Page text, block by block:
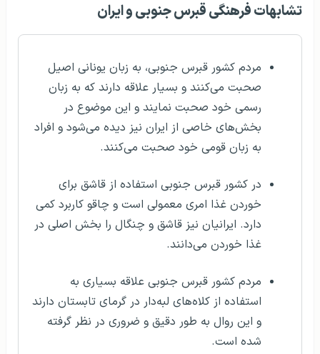
تشابهات فرهنگی قبرس جنوبی و ایران
مردم کشور قبرس جنوبی، به زبان یونانی اصیل
صحبت می‌کنند و بسیار علاقه دارند که به زبان
رسمی خود صحبت نمایند و این موضوع در
بخش‌های خاصی از ایران نیز دیده می‌شود و افراد
به زبان قومی خود صحبت می‌کنند.
در کشور قبرس جنوبی استفاده از قاشق برای
خوردن غذا امری معمولی است و چاقو کاربرد کمی
دارد. ایرانیان نیز قاشق و چنگال را بخش اصلی در
غذا خوردن می‌دانند.
مردم کشور قبرس جنوبی علاقه بسیاری به
استفاده از کلاه‌های لبه‌دار در گرمای تابستان دارند
و این روال به طور دقیق و ضروری در نظر گرفته
شده است.